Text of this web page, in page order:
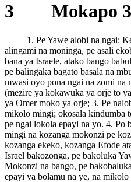
3 Mokapo 3
1. Pe Yawe alobi na ngai:
alingami na moninga, pe asali
bana ya Israele, atako bango
pe balingaka bagato basala na
mwasi oyo pona ngai na zomi na
(mezire ya kokawuka ya orje to
ya Omer moko ya orje; 3. Pe
mikolo mingi; okosala kindumba
pe ngai lokola epayi na yo. 4. Po
mingi na kozanga mokonzi pe
kozanga ekeko, kozanga Efode
Israel bakozonga, pe bakoluka
Mokonzi na bango, pe
epayi ya bolamu na ye, na mikolo